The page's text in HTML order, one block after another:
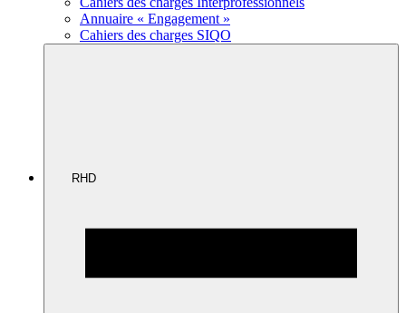
Annuaire « Engagement »
Cahiers des charges SIQO
RHD